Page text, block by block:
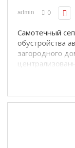
admin 0
Самотечный
обустройства
загородного
установить
очистки или
представляет